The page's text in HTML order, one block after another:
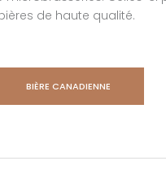
de haute qualité.
BIÈRE CANADIENNE